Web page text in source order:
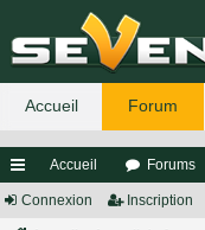
ac
Accueil Forums
Connexion Inscription